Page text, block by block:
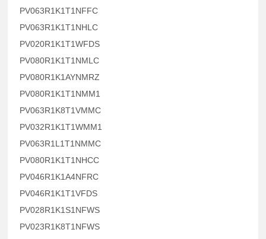
PV063R1K1T1NFFC
PV063R1K1T1NHLC
PV020R1K1T1WFDS
PV080R1K1T1NMLC
PV080R1K1AYNMRZ
PV080R1K1T1NMM1
PV063R1K8T1VMMC
PV032R1K1T1WMM1
PV063R1L1T1NMMC
PV080R1K1T1NHCC
PV046R1K1A4NFRC
PV046R1K1T1VFDS
PV028R1K1S1NFWS
PV023R1K8T1NFWS